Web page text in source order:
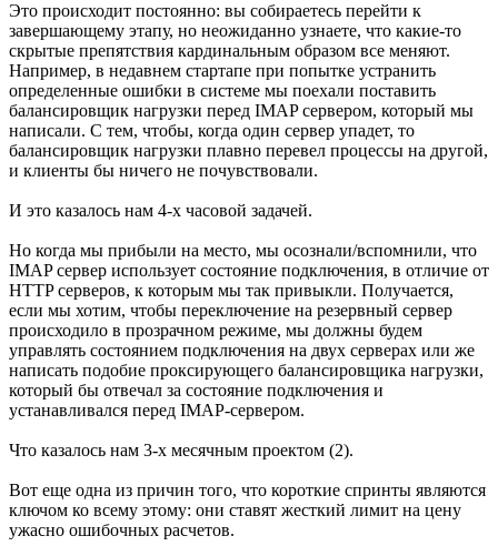
Это происходит постоянно: вы собираетесь перейти к
завершающему этапу, но неожиданно узнаете, что какие-то
скрытые препятствия кардинальным образом все меняют.
Например, в недавнем стартапе при попытке устранить
определенные ошибки в системе мы поехали поставить
балансировщик нагрузки перед IMAP сервером, который мы
написали. С тем, чтобы, когда один сервер упадет, то
балансировщик нагрузки плавно перевел процессы на другой,
и клиенты бы ничего не почувствовали.
И это казалось нам 4-х часовой задачей.
Но когда мы прибыли на место, мы осознали/вспомнили, что
IMAP сервер использует состояние подключения, в отличие от
HTTP серверов, к которым мы так привыкли. Получается,
если мы хотим, чтобы переключение на резервный сервер
происходило в прозрачном режиме, мы должны будем
управлять состоянием подключения на двух серверах или же
написать подобие проксирующего балансировщика нагрузки,
который бы отвечал за состояние подключения и
устанавливался перед IMAP-сервером.
Что казалось нам 3-х месячным проектом (2).
Вот еще одна из причин того, что короткие спринты являются
ключом ко всему этому: они ставят жесткий лимит на цену
ужасно ошибочных расчетов.